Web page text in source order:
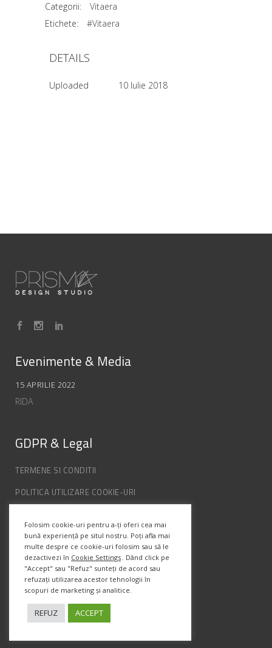
Categorii:
Vitaera
Etichete:
#Vitaera
DETAILS
Uploaded 10 Iulie 2018
Evenimente & Media
15 APRILIE 2022
RIDA
GDPR & Legal
TERMENE SI CONDITII
POLITICA UTILIZARE COOKIE-URI
ANPC
Info Contact
Str. Semenic, Nr.1, Ap.5, Timisoara.
Telefon:(+4) 0747 066 701
Folosim cookie-uri pentru a-ți oferi cea mai
bună experiență pe situl nostru. Poți afla mai
multe despre ce cookie-uri folosim sau să le
dezactivezi în Cookie Settings . Dând click pe
"Accept" sau "Refuz" sunteți de acord sau
refuzați utilizarea acestor tehnologii în
scopuri de marketing și analitice.
REFUZ ACCEPT